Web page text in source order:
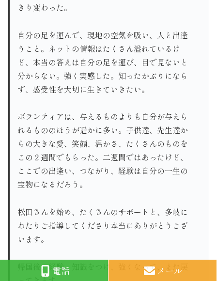
きり変わった。
自分の足を運んで、現地の空気を吸い、人と出逢
うこと。ネットの情報はたくさん溢れているけ
ど、本当の答えは自分の足を運び、目で見ないと
分からない。強く実感した。知ったかぶりになら
ず、感受性を大切に生きていきたい。
ボランティアは、与えるものよりも自分が与えら
れるもののほうが遥かに多い。子供達、先生達か
らの大きな愛、笑顔、温かさ、たくさんのものを
この２週間でもらった。二週間ではあったけど、
ここでの出逢い、つながり、経験は自分の一生の
宝物になるだろう。
松田さんを始め、たくさんのサポートと、多岐に
わたりご指導してくださり本当にありがとうござ
います。
帰国後、経験、知識をつけ、強くなって、また戻
電話 メール